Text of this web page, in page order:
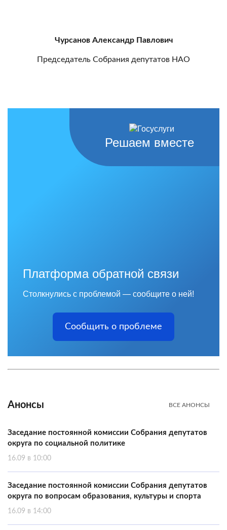
Чурсанов Александр Павлович
Председатель Собрания депутатов НАО
Решаем вместе
Платформа обратной связи
Столкнулись с проблемой — сообщите о ней!
Сообщить о проблеме
Анонсы ВСЕ АНОНСЫ
Заседание постоянной комиссии Собрания депутатов
округа по социальной политике
16.09 в 10:00
Заседание постоянной комиссии Собрания депутатов
округа по вопросам образования, культуры и спорта
16.09 в 14:00